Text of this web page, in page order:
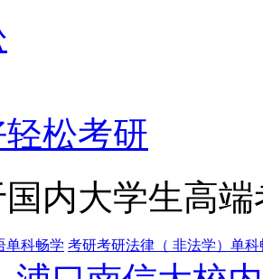
松考研
内大学生高
单科畅学 考研考研法律（ 非法学）单科